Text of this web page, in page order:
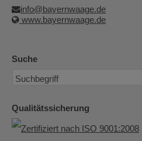
info@bayernwaage.de
www.bayernwaage.de
Suche
Qualitätssicherung